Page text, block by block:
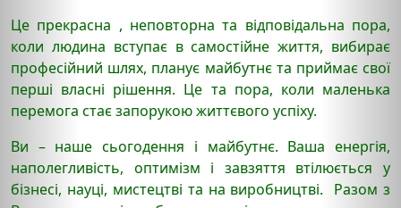
Це прекрасна , неповторна та відповідальна пора,
коли людина вступає в самостійне життя, вибирає
професійний шлях, планує майбутнє та приймає свої
перші власні рішення. Це та пора, коли маленька
перемога стає запорукою життєвого успіху.
Ви – наше сьогодення і майбутнє. Ваша енергія,
наполегливість, оптимізм і завзяття втілюється у
бізнесі, науці, мистецтві та на виробництві. Разом з